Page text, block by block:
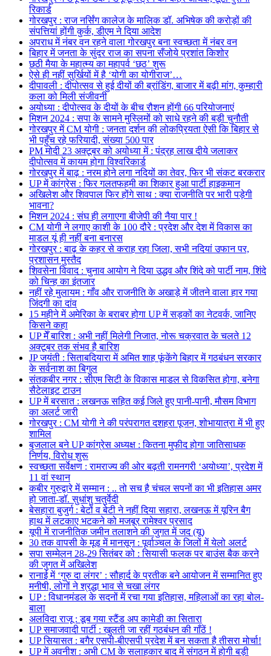
रिकार्ड
गोरखपुर : राज नर्सिंग कालेज के मालिक डॉ. अभिषेक की करोड़ों की
संपत्तियां होंगी कुर्क, डीएम ने दिया आदेश
अपराध में नंबर वन रहने वाला गोरखपुर बना स्वच्छता में नंबर वन
बिहार में जनता के सुंदर राज का सपना सँजोये प्रशांत किशोर
छठी मैया के महात्म्य का महापर्व ‘छठ’ शुरू
ऐसे ही नहीं सुर्खियों में है ‘योगी का योगीराज’…
दीपावली : दीपोत्सव से हुई दीयों की ब्रांडिंग, बाजार में बढ़ी मांग, कुम्हारी
कला को मिली संजीवनी
अयोध्या : दीपोत्सव के दीयों के बीच रौशन होंगी 66 परियोजनाएं
मिशन 2024 : सपा के सामने मुस्लिमों को साधे रहने की बड़ी चुनौती
गोरखपुर में CM योगी : जनता दर्शन की लोकप्रियता ऐसी कि बिहार से
भी पहुँच रहे फरियादी, संख्या 500 पार
PM मोदी 23 अक्टूबर को अयोध्या में : पंद्रह लाख दीये जलाकर
दीपोत्सव में कायम होगा विश्वरिकार्ड
गोरखपुर में बाढ़ : नरम होने लगा नदियों का तेवर, फिर भी संकट बरकरार
UP में कांग्रेस : फिर गलतफहमी का शिकार हुआ पार्टी हाइकमान
अखिलेश और शिवपाल फिर होंगे साथ : क्या राजनीति पर भारी पड़ेगी
भावना?
मिशन 2024 : संघ ही लगाएगा बीजेपी की नैया पार !
CM योगी ने लगाए काशी के 100 दौरे : प्रदेश और देश में विकास का
माडल यूं ही नहीं बना बनारस
गोरखपुर : बाढ़ के कहर से कराह रहा जिला, सभी नदियां उफान पर,
प्रशासन मुस्तैद
शिवसेना विवाद : चुनाव आयोग ने दिया उद्धव और शिंदे को पार्टी नाम, शिंदे
को चिन्ह का इंतजार
नहीं रहे मुलायम : गाँव और राजनीति के अखाड़े में जीतने वाला हार गया
जिंदगी का दांव
15 महीने में अमेरिका के बराबर होगा UP में सड़कों का नेटवर्क, जानिए
किसने कहा
UP मेँ बारिश : अभी नहीं मिलेगी निजात, नोरू चक्रवात के चलते 12
अक्टूबर तक संभव है बारिश
JP जयंती : सिताबदियारा में अमित शाह फूंकेंगे बिहार में गठबंधन सरकार
के सर्वनाश का बिगुल
संतकबीर नगर : सीएम सिटी के विकास माडल से विकसित होगा, बनेगा
सैटेलाइट टाउन
UP में बरसात : लखनऊ सहित कई जिले हुए पानी-पानी, मौसम विभाग
का अलर्ट जारी
गोरखपुर : CM योगी ने की परंपरागत दशहरा पूजन, शोभायात्रा में भी हुए
शामिल
बृजलाल बने UP कांग्रेस अध्यक्ष : कितना मुफीद होगा जातिसाधक
निर्णय, विरोध शुरू
स्वच्छता सर्वेक्षण : रामराज्य की ओर बढ़ती रामनगरी ‘अयोध्या’, प्रदेश में
11 वां स्थान
कबीर गुरुद्वारे में सम्मान : .. तो सच है चंचल सपनों का भी इतिहास अमर
हो जाता-डॉ. सुधांशु चतुर्वेदी
बेसहारा बुजुर्ग : बेटों व बेटी ने नहीं दिया सहारा, लखनऊ में यूरिन बैग
हाथ में लटकाए भटकने को मजबूर रामेश्वर प्रसाद
यूपी में राजनीतिक जमीन तलाशने की जुगत में जद (यू)
30 तक वापसी के मूड में मानसून : पूर्वाञ्चल के जिलों में येलो अलर्ट
सपा सम्मेलन 28-29 सितंबर को : सियासी फलक पर बाउंस बैक करने
की जुगत में अखिलेश
रानाई में ‘गुरु दा लंगर’ : सौहार्द के प्रतीक बने आयोजन में सम्मानित हुए
मनीषी, लोगों ने श्रद्धा भाव से चखा लंगर
UP : विधानमंडल के सदनों में रचा गया इतिहास, महिलाओं का रहा बोल-
बाला
अलविदा राजू : डूब गया स्टैंड अप कामेडी का सितारा
UP समाजवादी पार्टी : खुलती जा रहीं गठबंधन की गाँठें !
UP सियासत : बगैर एसपी-बीएसपी प्रदेश में बन सकता है तीसरा मोर्चा!
UP में अवनीश : अभी CM के सलाहकार बाद में संगठन में होगी बड़ी